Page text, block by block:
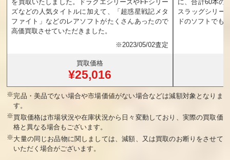
ンド
買取価格
22,600
ルストーム
買取価格
20,400
ア
買取価格
なかよしといっ
買取価格
18,600
アドベンチャー
ズ・オブ・ロロ2
買取価格
18,600
買取価格
18,000
わんぱくコッ
を買取いたしました。ドラクエシリーズやFFシリー
ズなどの人気タイトルに加えて、「超惑星戦記メタ
ファイト」などのレアソフトがたくさんあったので
高価買取させていただきました。
※2023/05/02査定
買取価格
¥25,016
に、合計60本の
スラッグシリー
ドのソフトでも
※完品・美品でない場合や市場価値がない場合などは減額対象となりま
す。
※ 買取価格は市場状況や在庫状況から日々変動しており、実際の買取価
格と異なる場合もございます。
※ 大量の同じお品物に関しましては、減額、又は買取のお断りをさせて
いただく場合がございます。